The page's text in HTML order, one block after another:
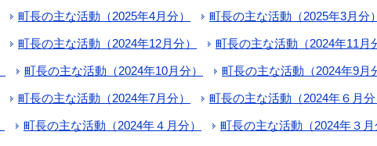
町長の主な活動（2025年4月分） 町長の主な活動（2025年3月分
町長の主な活動（2024年12月分） 町長の主な活動（2024年11月
町長の主な活動（2024年10月分） 町長の主な活動（2024年9月
町長の主な活動（2024年7月分） 町長の主な活動（2024年６月
町長の主な活動（2024年４月分） 町長の主な活動（2024年３